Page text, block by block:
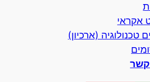
אקראי
טכנולוגיה (ארכיון)
קשר